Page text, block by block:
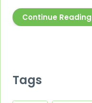
Continue Reading
Tags